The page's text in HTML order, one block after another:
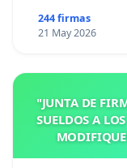
244 firmas
21 May 2026
"JUNTA DE
SUELDOS A